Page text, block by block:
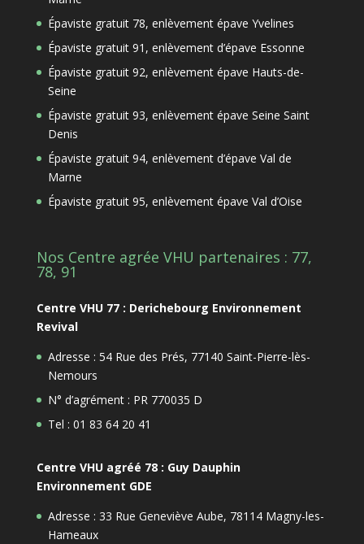
Épaviste gratuit 78, enlèvement épave Yvelines
Épaviste gratuit 91, enlèvement d’épave Essonne
Épaviste gratuit 92, enlèvement épave Hauts-de-
Seine
Épaviste gratuit 93, enlèvement épave Seine Saint
Denis
Épaviste gratuit 94, enlèvement d’épave Val de
Marne
Épaviste gratuit 95, enlèvement épave Val d’Oise
Nos Centre agrée VHU partenaires : 77,
78, 91
Centre VHU 77 : Derichebourg Environnement
Revival
Adresse : 54 Rue des Prés, 77140 Saint-Pierre-lès-
Nemours
N° d’agrément : PR 770035 D
Tel : 01 83 64 20 41
Centre VHU agréé 78 : Guy Dauphin
Environnement GDE
Adresse : 33 Rue Geneviève Aube, 78114 Magny-les-
Hameaux